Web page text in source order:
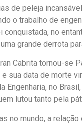
de peleja
o trabalho de
conquistada, no
grande derrota
Cabrita tornou-se
e sua data de morte
Engenharia, no
lutou tanto pela
no mundo, a relação